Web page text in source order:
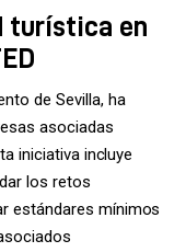
turística en
de Sevilla, ha
asociadas
iniciativa incluye
los retos
estándares mínimos